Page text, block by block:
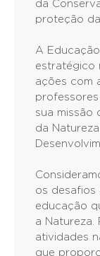
da
proteção
A
estratégico
ações com
sua missão
da
os desafios
educação
a Natureza.
atividades
que